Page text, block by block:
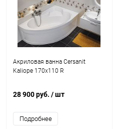
Акриловая ванна Cersanit
Kaliope 170x110 R
28 900 руб. / шт
Подробнее